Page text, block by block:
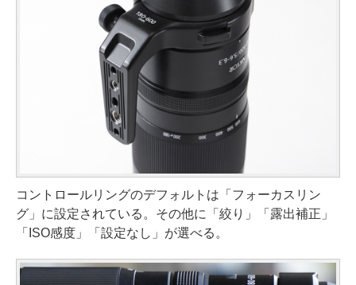
コントロールリングのデフォルトは「フォーカスリン
グ」に設定されている。その他に「絞り」「露出補正」
「ISO感度」「設定なし」が選べる。